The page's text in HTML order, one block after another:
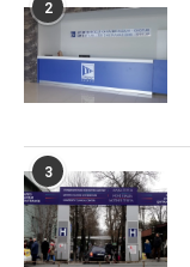
2
3